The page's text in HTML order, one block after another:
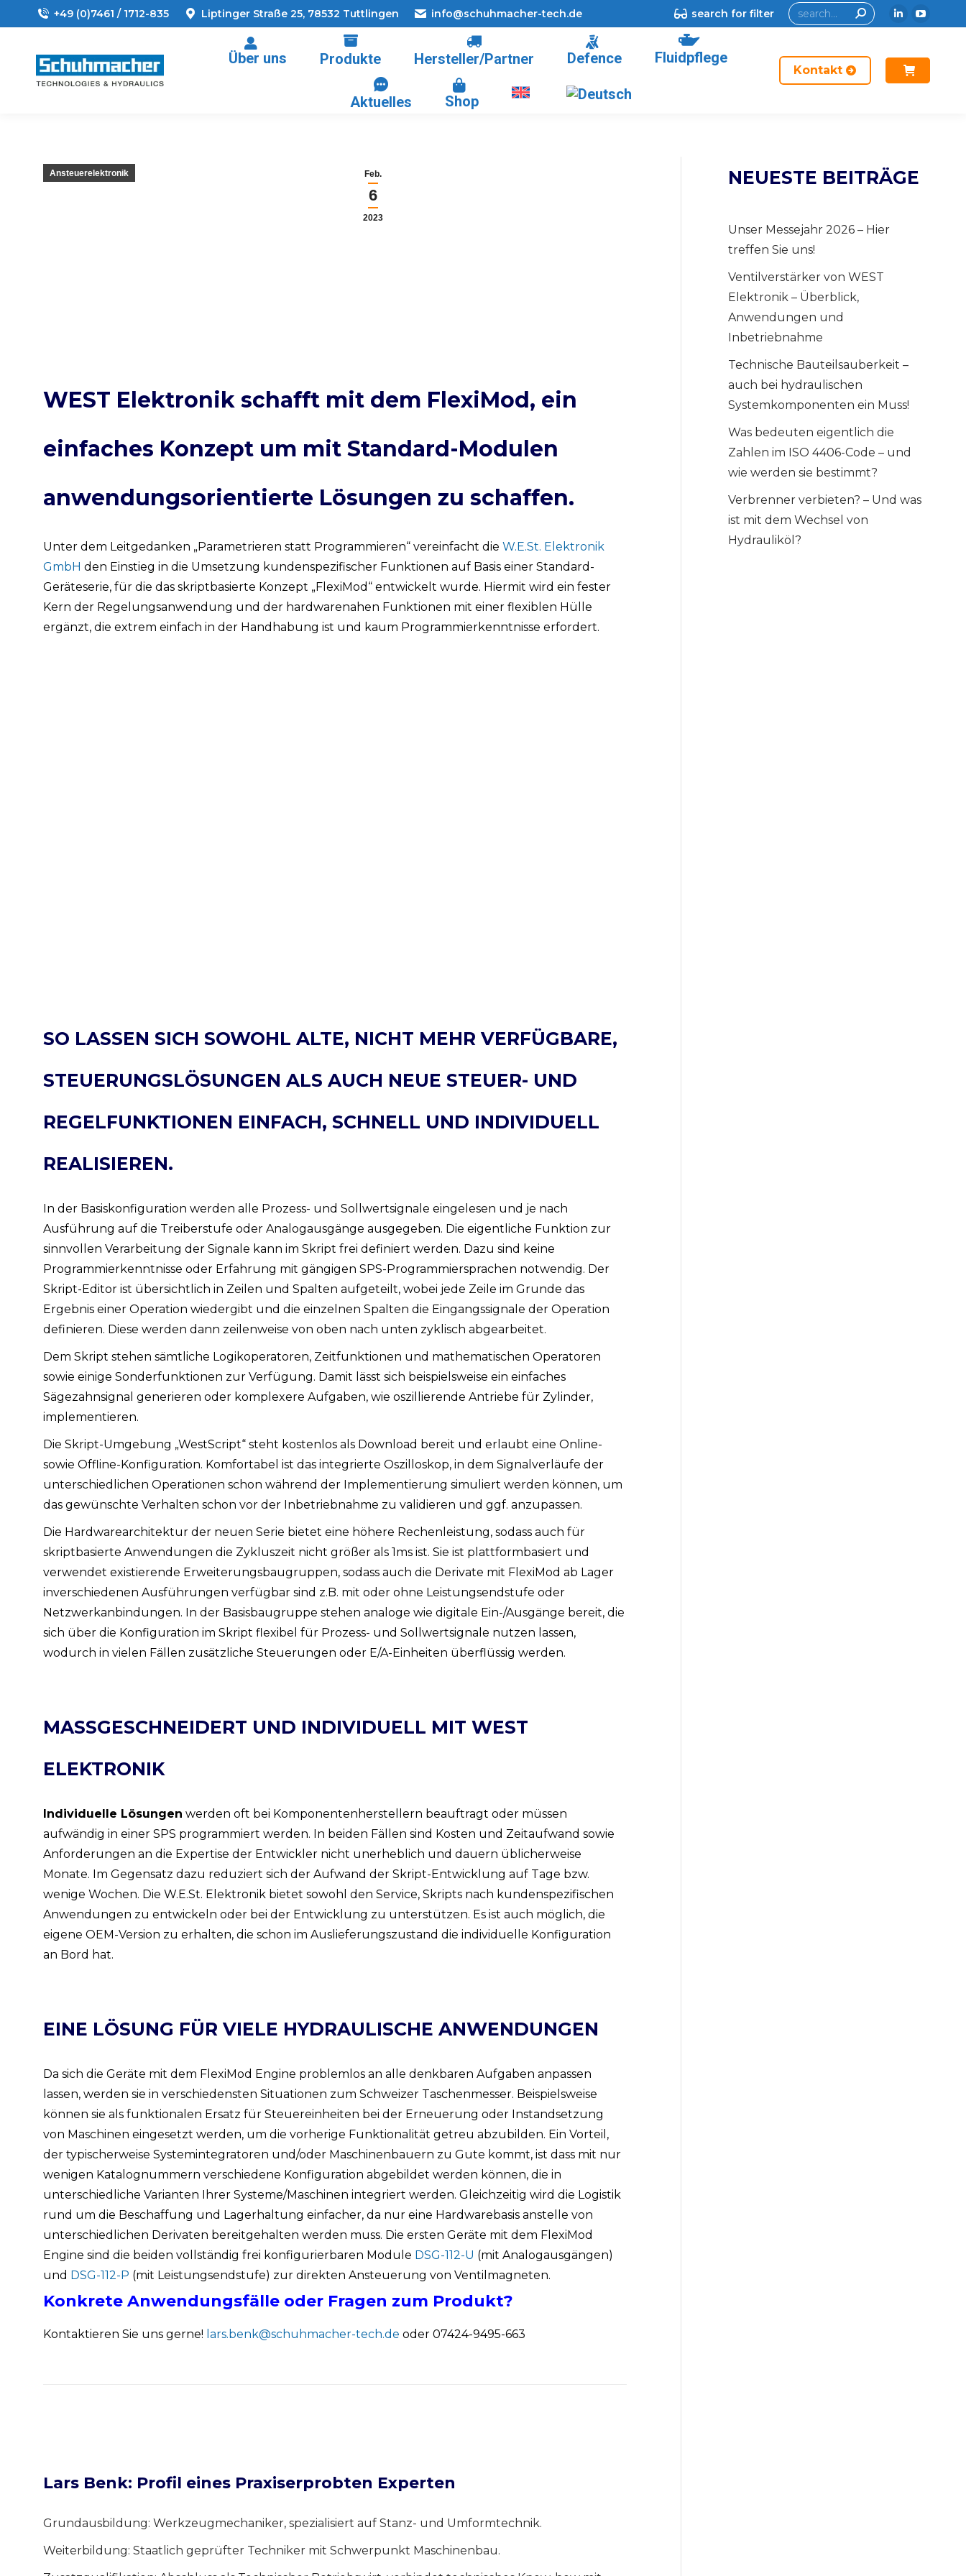
+49 (0)7461 / 1712-835 Liptinger Straße 25, 78532 Tuttlingen info@schuhmacher-tech.de search for filter
Über uns Produkte Hersteller/Partner Defence Fluidpflege
Aktuelles Shop
Kontakt
Feb.
6
2023
Ansteuerelektronik
WEST Elektronik schafft mit dem FlexiMod, ein
einfaches Konzept um mit Standard-Modulen
anwendungsorientierte Lösungen zu schaffen.
Unter dem Leitgedanken „Parametrieren statt Programmieren“ vereinfacht die W.E.St. Elektronik
GmbH den Einstieg in die Umsetzung kundenspezifischer Funktionen auf Basis einer Standard-
Geräteserie, für die das skriptbasierte Konzept „FlexiMod“ entwickelt wurde. Hiermit wird ein fester
Kern der Regelungsanwendung und der hardwarenahen Funktionen mit einer flexiblen Hülle
ergänzt, die extrem einfach in der Handhabung ist und kaum Programmierkenntnisse erfordert.
SO LASSEN SICH SOWOHL ALTE, NICHT MEHR VERFÜGBARE,
STEUERUNGSLÖSUNGEN ALS AUCH NEUE STEUER- UND
REGELFUNKTIONEN EINFACH, SCHNELL UND INDIVIDUELL
REALISIEREN.
In der Basiskonfiguration werden alle Prozess- und Sollwertsignale eingelesen und je nach
Ausführung auf die Treiberstufe oder Analogausgänge ausgegeben. Die eigentliche Funktion zur
sinnvollen Verarbeitung der Signale kann im Skript frei definiert werden. Dazu sind keine
Programmierkenntnisse oder Erfahrung mit gängigen SPS-Programmiersprachen notwendig. Der
Skript-Editor ist übersichtlich in Zeilen und Spalten aufgeteilt, wobei jede Zeile im Grunde das
Ergebnis einer Operation wiedergibt und die einzelnen Spalten die Eingangssignale der Operation
definieren. Diese werden dann zeilenweise von oben nach unten zyklisch abgearbeitet.
Dem Skript stehen sämtliche Logikoperatoren, Zeitfunktionen und mathematischen Operatoren
sowie einige Sonderfunktionen zur Verfügung. Damit lässt sich beispielsweise ein einfaches
Sägezahnsignal generieren oder komplexere Aufgaben, wie oszillierende Antriebe für Zylinder,
implementieren.
Die Skript-Umgebung „WestScript“ steht kostenlos als Download bereit und erlaubt eine Online-
sowie Offline-Konfiguration. Komfortabel ist das integrierte Oszilloskop, in dem Signalverläufe der
unterschiedlichen Operationen schon während der Implementierung simuliert werden können, um
das gewünschte Verhalten schon vor der Inbetriebnahme zu validieren und ggf. anzupassen.
Die Hardwarearchitektur der neuen Serie bietet eine höhere Rechenleistung, sodass auch für
skriptbasierte Anwendungen die Zykluszeit nicht größer als 1ms ist. Sie ist plattformbasiert und
verwendet existierende Erweiterungsbaugruppen, sodass auch die Derivate mit FlexiMod ab Lager
inverschiedenen Ausführungen verfügbar sind z.B. mit oder ohne Leistungsendstufe oder
Netzwerkanbindungen. In der Basisbaugruppe stehen analoge wie digitale Ein-/Ausgänge bereit, die
sich über die Konfiguration im Skript flexibel für Prozess- und Sollwertsignale nutzen lassen,
wodurch in vielen Fällen zusätzliche Steuerungen oder E/A-Einheiten überflüssig werden.
MASSGESCHNEIDERT UND INDIVIDUELL MIT WEST E
LEKTRONIK
Individuelle Lösungen werden oft bei Komponentenherstellern beauftragt oder müssen
aufwändig in einer SPS programmiert werden. In beiden Fällen sind Kosten und Zeitaufwand sowie
Anforderungen an die Expertise der Entwickler nicht unerheblich und dauern üblicherweise
Monate. Im Gegensatz dazu reduziert sich der Aufwand der Skript-Entwicklung auf Tage bzw.
wenige Wochen. Die W.E.St. Elektronik bietet sowohl den Service, Skripts nach kundenspezifischen
Anwendungen zu entwickeln oder bei der Entwicklung zu unterstützen. Es ist auch möglich, die
eigene OEM-Version zu erhalten, die schon im Auslieferungszustand die individuelle Konfiguration
an Bord hat.
EINE LÖSUNG FÜR VIELE HYDRAULISCHE ANWENDUNGEN
Da sich die Geräte mit dem FlexiMod Engine problemlos an alle denkbaren Aufgaben anpassen
lassen, werden sie in verschiedensten Situationen zum Schweizer Taschenmesser. Beispielsweise
können sie als funktionalen Ersatz für Steuereinheiten bei der Erneuerung oder Instandsetzung
von Maschinen eingesetzt werden, um die vorherige Funktionalität getreu abzubilden. Ein Vorteil,
der typischerweise Systemintegratoren und/oder Maschinenbauern zu Gute kommt, ist dass mit nur
wenigen Katalognummern verschiedene Konfiguration abgebildet werden können, die in
unterschiedliche Varianten Ihrer Systeme/Maschinen integriert werden. Gleichzeitig wird die Logistik
rund um die Beschaffung und Lagerhaltung einfacher, da nur eine Hardwarebasis anstelle von
unterschiedlichen Derivaten bereitgehalten werden muss. Die ersten Geräte mit dem FlexiMod
Engine sind die beiden vollständig frei konfigurierbaren Module DSG-112-U (mit Analogausgängen)
und DSG-112-P (mit Leistungsendstufe) zur direkten Ansteuerung von Ventilmagneten.
Konkrete Anwendungsfälle oder Fragen zum Produkt?
Kontaktieren Sie uns gerne! lars.benk@schuhmacher-tech.de oder 07424-9495-663
Lars Benk: Profil eines Praxiserprobten Experten
Grundausbildung: Werkzeugmechaniker, spezialisiert auf Stanz- und Umformtechnik.
Weiterbildung: Staatlich geprüfter Techniker mit Schwerpunkt Maschinenbau.
NEUESTE BEITRÄGE
Unser Messejahr 2026 – Hier
treffen Sie uns!
Ventilverstärker von WEST
Elektronik – Überblick,
Anwendungen und
Inbetriebnahme
Technische Bauteilsauberkeit –
auch bei hydraulischen
Systemkomponenten ein Muss!
Was bedeuten eigentlich die
Zahlen im ISO 4406-Code – und
wie werden sie bestimmt?​
Verbrenner verbieten? – Und was
ist mit dem Wechsel von
Hydrauliköl?